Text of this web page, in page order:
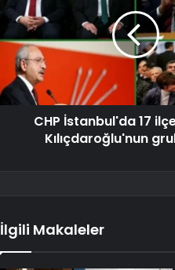
CHP İstanbul'da 17
Kılıçdaroğlu'nun
İlgili Makaleler